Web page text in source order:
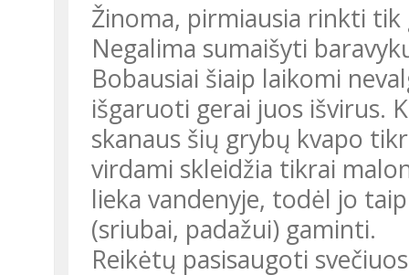
Žinoma, pirmiausia rinkti
Negalima sumaišyti
Bobausiai šiaip laikomi
išgaruoti gerai juos išvirus.
skanaus šių grybų kvapo
virdami skleidžia tikrai
lieka vandenyje, todėl jo
(sriubai, padažui) gaminti.
Reikėtų pasisaugoti